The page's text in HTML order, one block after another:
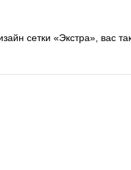
сетки «Экстра», вас